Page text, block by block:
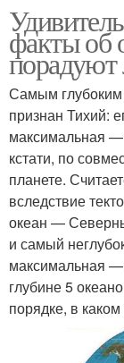
факты об
Самым глубоким
признан Тихий:
максимальная
кстати, по
планете.
вследствие
океан —
и самый
максимальная
глубине 5
порядке, в